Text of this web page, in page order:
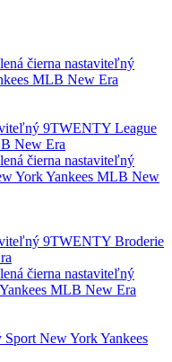
čierna nastaviteľný
MLB New Era
čierna nastaviteľný
York Yankees MLB New
čierna nastaviteľný
MLB New Era